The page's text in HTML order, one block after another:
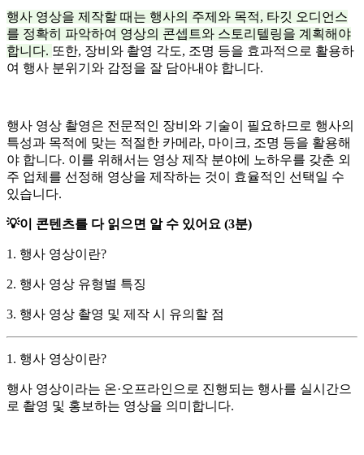
행사 영상을 제작할 때는 행사의 주제와 목적, 타깃 오디언스
를 정확히 파악하여 영상의 콘셉트와 스토리텔링을 계획해야
합니다. 또한, 장비와 촬영 각도, 조명 등을 효과적으로 활용하
여 행사 분위기와 감정을 잘 담아내야 합니다.
행사 영상 촬영은 전문적인 장비와 기술이 필요하므로 행사의
특성과 목적에 맞는 적절한 카메라, 마이크, 조명 등을 활용해
야 합니다. 이를 위해서는 영상 제작 분야에 노하우를 갖춘 외
주 업체를 선정해 영상을 제작하는 것이 효율적인 선택일 수
있습니다.
💡이 콘텐츠를 다 읽으면 알 수 있어요 (3분)
1. 행사 영상이란?
2. 행사 영상 유형별 특징
3. 행사 영상 촬영 및 제작 시 유의할 점
1. 행사 영상이란?
행사 영상이라는 온·오프라인으로 진행되는 행사를 실시간으
로 촬영 및 홍보하는 영상을 의미합니다.